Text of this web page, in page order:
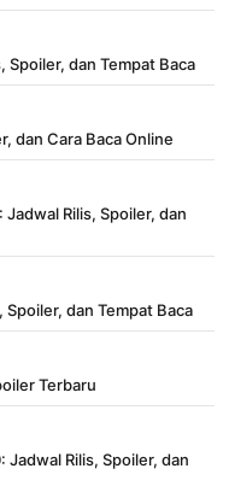
dan Tempat Baca
dan Cara Baca Online
Rilis, Spoiler, dan
dan Tempat Baca
Terbaru
Rilis, Spoiler, dan